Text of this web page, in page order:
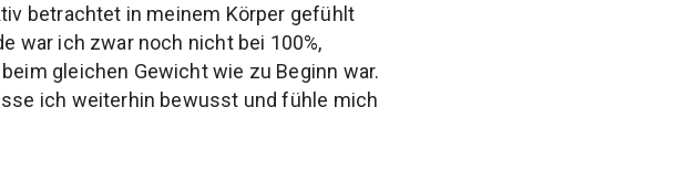
betrachtet in meinem Körper gefühlt
war ich zwar noch nicht bei 100%,
gleichen Gewicht wie zu Beginn war.
ich weiterhin bewusst und fühle mich